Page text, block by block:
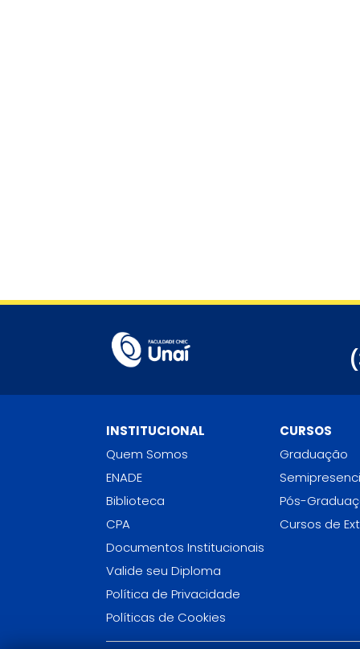
INSTITUCIONAL
Quem Somos
ENADE
Biblioteca
CPA
Documentos Institucionais
Valide seu Diploma
Política de Privacidade
Políticas de Cookies
CURSOS
Graduação
Pós-
Cursos de